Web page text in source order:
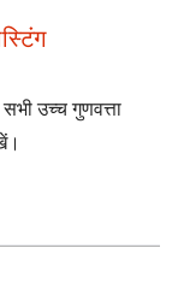
उच्च गुणवत्ता